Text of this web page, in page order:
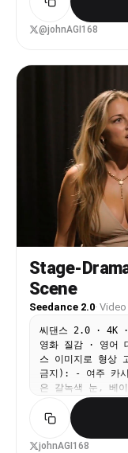
측광, 따뜻하고 부
게 떨어지고 젖은
발음은 또렷하고
남 금지. 표정은
빛 연기 살리되
술 장식/부채 술
화면/전환 없이
globe. In each
flower, shows a
street/life
connection,
people.
passes the
character
whip-pan,
completes a
flower visually
the world' feel.
slight camera
and medium
street-shot
light, with a
Chinese flower
at camera and
the flower
street, cool
smiles and
the flower in.
market,
a bunch of
warmly
and crowds,
flower. Scene 4
natural
@johnAGI168
Stage-
Scene
Seedance 2.0· Video
씨댄스 2.0 · 4K
영화 질감 · 영어
스 이미지로 형상
금지): - 여주 카
은 갈녹색 눈, 베
걸이. 본래 따뜻
남주 마르코(42세
정 뿔테 둥근 안
스+갈색 구두. 본
johnAGI168